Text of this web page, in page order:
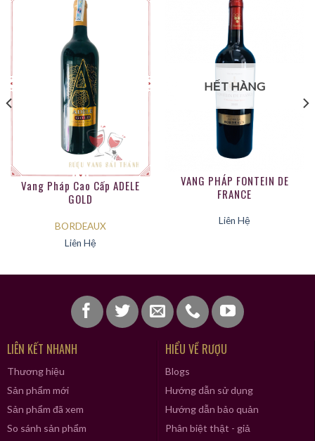
Đóng chai: Nút bần
Dung tích: 750ml
Nồng độ: 13.5%
Vang Bordeaux Adorez De France
Vang Pháp Cao Cấp ADELE
GOLD
BORDEAUX
Liên Hệ
HẾT HÀNG
VANG PHÁP FONTEIN DE
FRANCE
Liên Hệ
LIÊN KẾT NHANH
Thương hiệu
Sản phẩm mới
Sản phẩm đã xem
So sánh sản phẩm
HIỂU VỀ RƯỢU
Blogs
Hướng dẫn sử dụng
Hướng dẫn bảo quản
Phân biệt thật - giả